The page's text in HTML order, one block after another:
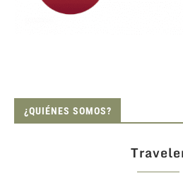
¿QUIÉNES SOMOS?